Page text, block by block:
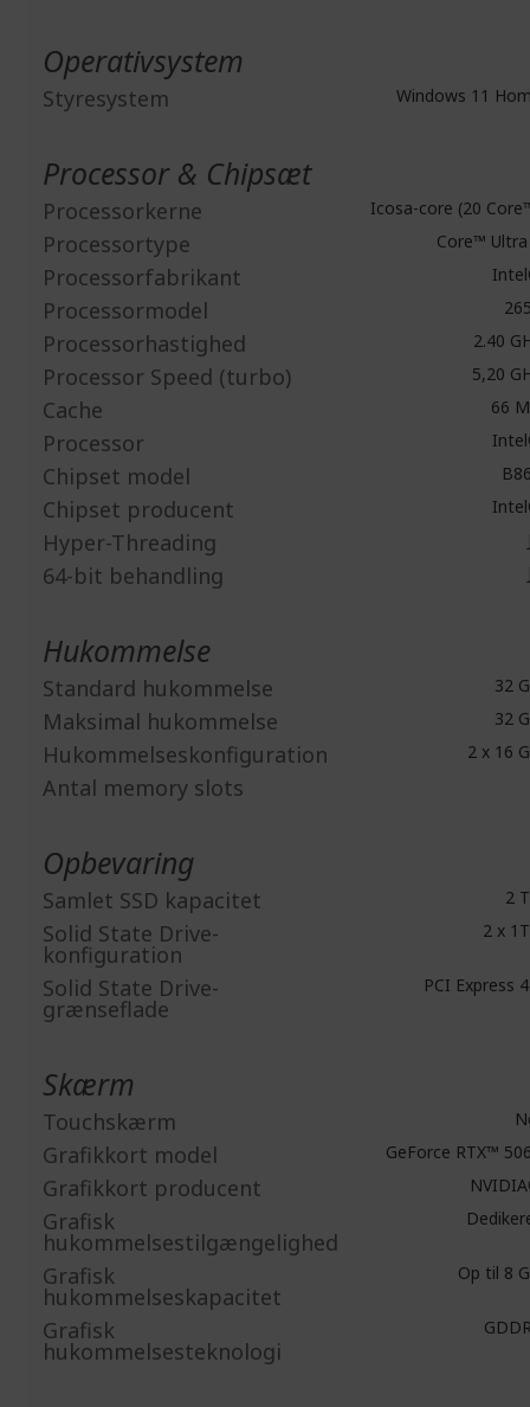
Operativsystem
Styresystem Windows 11
Processor & Chipsæt
Processorkerne Icosa-core (20
Processortype Core™
Processorfabrikant
Processormodel
Processorhastighed 2.40
Processor Speed (turbo) 5,20
Cache 66
Processor
Chipset model
Chipset producent
Hyper-Threading
64-bit behandling
Hukommelse
Standard hukommelse 32
Maksimal hukommelse 32
Hukommelseskonfiguration 2 x 16
Antal memory slots
Opbevaring
Samlet SSD kapacitet 2
Solid State Drive-
konfiguration
2 x
Solid State Drive-
grænseflade
PCI Express
Skærm
Touchskærm
Grafikkort model GeForce RTX™
Grafikkort producent
Grafisk
hukommelsestilgængelighed
Grafisk
hukommelseskapacitet
Op til 8
Grafisk
hukommelsesteknologi